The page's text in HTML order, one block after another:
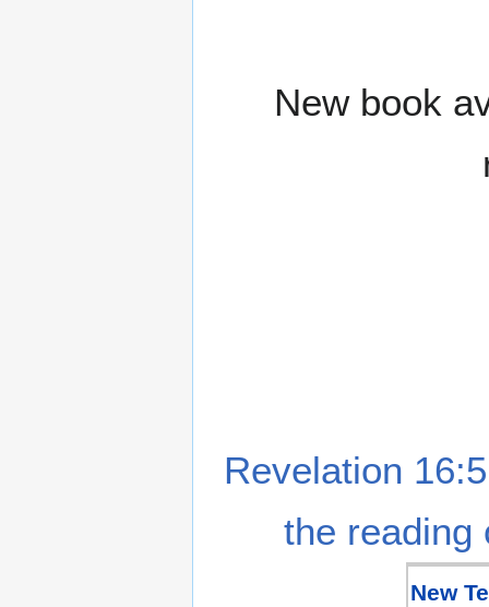
New book
Revelation
the reading
New